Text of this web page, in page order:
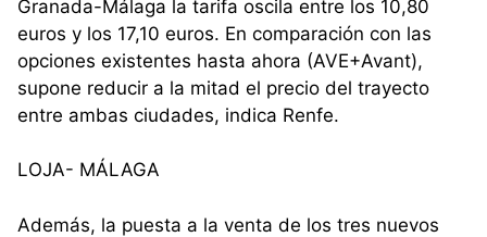
Granada-Málaga la tarifa oscila entre los 10,80
euros y los 17,10 euros. En comparación con las
opciones existentes hasta ahora (AVE+Avant),
supone reducir a la mitad el precio del trayecto
entre ambas ciudades, indica Renfe.
LOJA- MÁLAGA
Además, la puesta a la venta de los tres nuevos